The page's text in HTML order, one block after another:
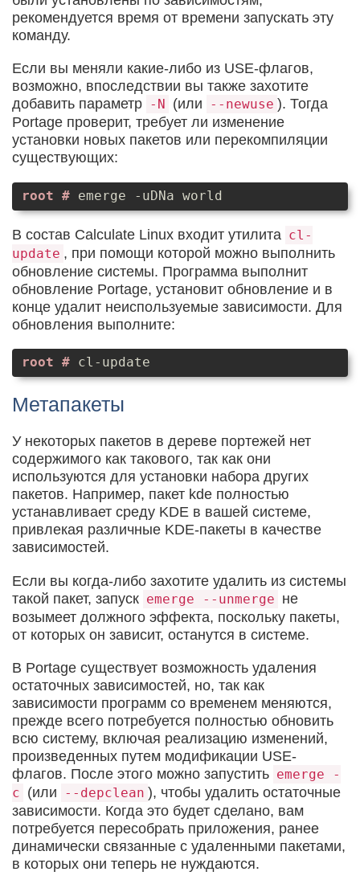
рекомендуется время от времени запускать эту
команду.
Если вы меняли какие-либо из USE-флагов,
возможно, впоследствии вы также захотите
добавить параметр -N (или --newuse ). Тогда
Portage проверит, требует ли изменение
установки новых пакетов или перекомпиляции
существующих:
emerge -uDNa world
В состав Calculate Linux входит утилита cl-
update , при помощи которой можно выполнить
обновление системы. Программа выполнит
обновление Portage, установит обновление и в
конце удалит неиспользуемые зависимости. Для
обновления выполните:
cl-update
Метапакеты
У некоторых пакетов в дереве портежей нет
содержимого как такового, так как они
используются для установки набора других
пакетов. Например, пакет kde полностью
устанавливает среду KDE в вашей системе,
привлекая различные KDE-пакеты в качестве
зависимостей.
Если вы когда-либо захотите удалить из системы
такой пакет, запуск emerge --unmerge не
возымеет должного эффекта, поскольку пакеты,
от которых он зависит, останутся в системе.
В Portage существует возможность удаления
остаточных зависимостей, но, так как
зависимости программ со временем меняются,
прежде всего потребуется полностью обновить
всю систему, включая реализацию изменений,
произведенных путем модификации USE-
флагов. После этого можно запустить emerge -
c (или --depclean ), чтобы удалить остаточные
зависимости. Когда это будет сделано, вам
потребуется пересобрать приложения, ранее
динамически связанные с удаленными пакетами,
в которых они теперь не нуждаются.